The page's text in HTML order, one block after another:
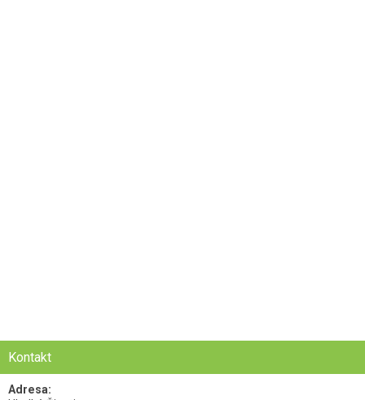
Kontakt
Adresa: